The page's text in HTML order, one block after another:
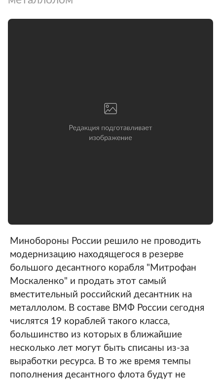
Минобороны России решило не проводить
модернизацию находящегося в резерве
большого десантного корабля "Митрофан
Москаленко" и продать этот самый
вместительный российский десантник на
металлолом. В составе ВМФ России сегодня
числятся 19 кораблей такого класса,
большинство из которых в ближайшие
несколько лет могут быть списаны из-за
выработки ресурса. В то же время темпы
пополнения десантного флота будут не